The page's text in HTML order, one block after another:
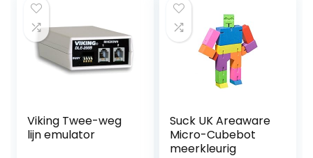
en
datumweergave,
5W RMS
monolluidspreker)
zwart, 22 x 13,9 x
16,5 cm
van bestaande
hifi-installaties)
zwart/zilver
Viking Twee-weg
lijn emulator
Suck UK Areaware
Micro-Cubebot
meerkleurig